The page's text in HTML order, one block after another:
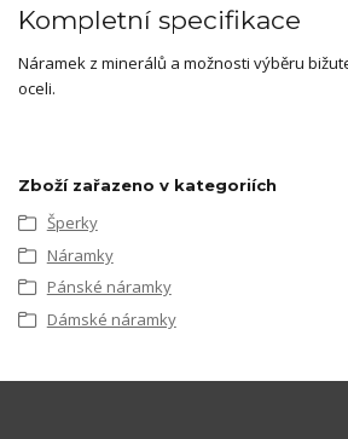
Kompletní specifikace
Náramek z minerálů a možnosti výběru
oceli.
Zboží zařazeno v kategoriích
Šperky
Náramky
Pánské náramky
Dámské náramky